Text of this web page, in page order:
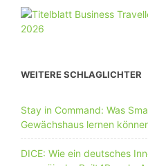
WEITERE SCHLAGLICHTER
Stay in Command: Was
Gewächshaus lernen
DICE: Wie ein deutsches